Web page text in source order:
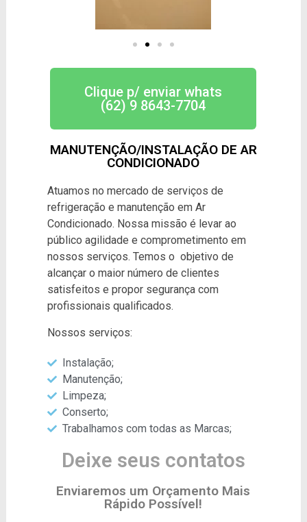
Clique p/ enviar whats
(62) 9 8643-7704
MANUTENÇÃO/INSTALAÇÃO DE AR
CONDICIONADO
Atuamos no mercado de serviços de
refrigeração e manutenção em Ar
Condicionado. Nossa missão é levar ao
público agilidade e comprometimento em
nossos serviços. Temos o objetivo de
alcançar o maior número de clientes
satisfeitos e propor segurança com
profissionais qualificados.
Nossos serviços:
Instalação;
Manutenção;
Limpeza;
Conserto;
Trabalhamos com todas as Marcas;
Deixe seus contatos
Enviaremos um Orçamento Mais
Rápido Possível​!